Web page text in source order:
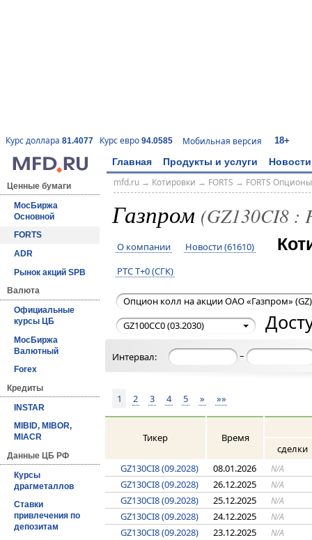
Курс доллара 81.4077 Курс евро 94.0585 Мобильная версия 18+
Главная Продукты и услуги Новости
Ценные бумаги
МосБиржа
Основной
FORTS
ADR
Рынок акций SPB
Валюта
Официальные
курсы ЦБ
МосБиржа
Валютный
Forex
Кредиты
INSTAR
MIBID, MIBOR,
MIACR
Данные ЦБ РФ
Курсы
драгметаллов
Ставки
привлечения по
депозитам
mfd.ru→ Котировки → FORTS → FORTS Опционы
Газпром (GZ130CI8 :
О компании Новости (61610)
РТС T+0 (СГК)
Опцион колл на акции ОАО «Газпром» (GZ)
GZ100CC0 (03.2030)
Интервал: –
1 2 3 4 5 » »»
Тикер
Время
сделки
GZ130CI8 (09.2028)
08.01.2026 N/A
GZ130CI8 (09.2028) 26.12.2025 N/A
GZ130CI8 (09.2028) 25.12.2025 N/A
GZ130CI8 (09.2028) 24.12.2025 N/A
GZ130CI8 (09.2028) 23.12.2025 N/A